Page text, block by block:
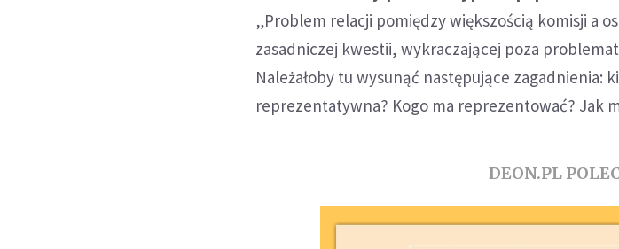
„Problem relacji pomiędzy większością komisji a
zasadniczej kwestii, wykraczającej poza
Należałoby tu wysunąć następujące zagadnienia:
reprezentatywna? Kogo ma reprezentować? Jak
DEON.PL